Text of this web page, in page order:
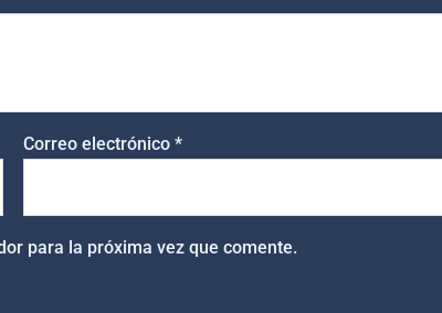
Correo electrónico*
para la próxima vez que comente.